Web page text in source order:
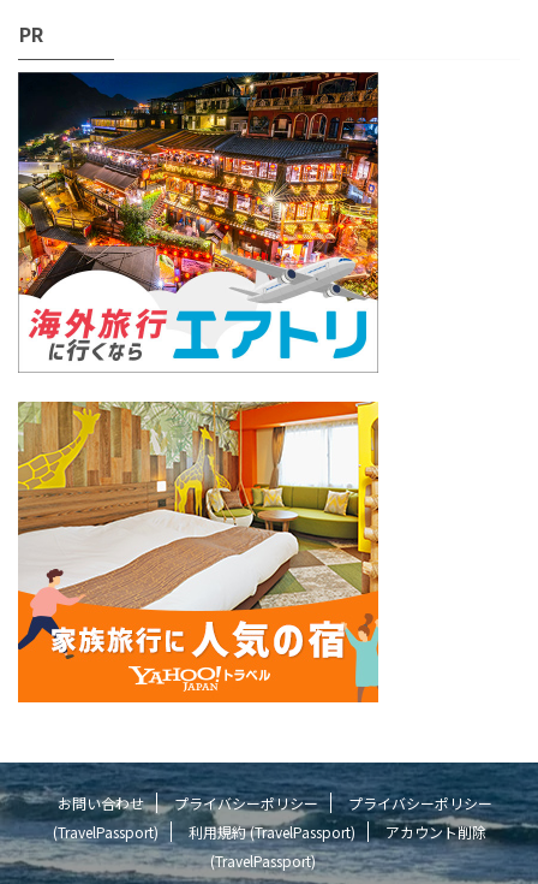
PR
お問い合わせ プライバシーポリシー
プライバシーポリシー
(TravelPassport)
利用規約 (TravelPassport)
アカウント削除
(TravelPassport)